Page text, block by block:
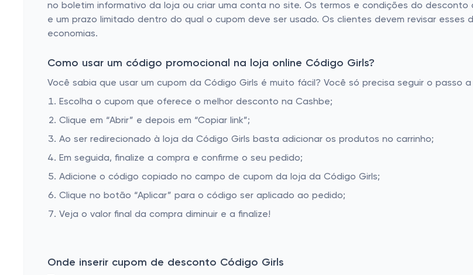
no boletim informativo da loja ou criar uma conta no site. Os termos e condições do desconto
e um prazo limitado dentro do qual o cupom deve ser usado. Os clientes devem revisar
economias.
Como usar um código promocional na loja online Código Girls?
Você sabia que usar um cupom da Código Girls é muito fácil? Você só precisa seguir o passo
Escolha o cupom que oferece o melhor desconto na Cashbe;
Clique em “Abrir” e depois em “Copiar link”;
Ao ser redirecionado à loja da Código Girls basta adicionar os produtos no carrinho;
Em seguida, finalize a compra e confirme o seu pedido;
Adicione o código copiado no campo de cupom da loja da Código Girls;
Clique no botão “Aplicar” para o código ser aplicado ao pedido;
Veja o valor final da compra diminuir e a finalize!
Onde inserir cupom de desconto Código Girls